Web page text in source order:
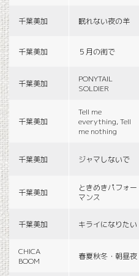
千葉美加 眠れない夜の羊
千葉美加 ５月の街で
千葉美加
PONYTAIL
SOLDIER
千葉美加
Tell me
everything, Tell
me nothing
千葉美加 ジャマしないで
千葉美加
ときめきパフォー
マンス
千葉美加 キライになりたい
CHICA
BOOM
春夏秋冬・朝昼夜